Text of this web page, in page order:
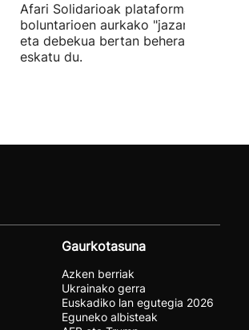
Afari Solidarioak plataformako
boluntarioen aurkako "jazarpena"
eta debekua bertan behera uzteko
eskatu du.
Gaurkotasuna
Azken berriak
Ukrainako gerra
Euskadiko lan egutegia 2026
Eguneko albisteak